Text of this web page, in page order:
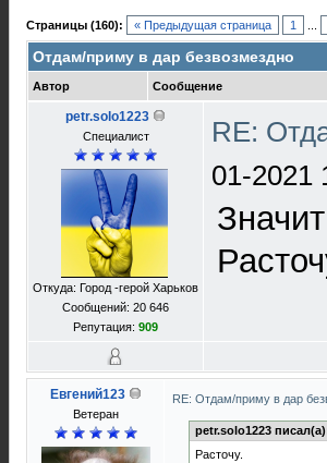
Страницы (160): « Предыдущая страница 1
Отдам/приму в дар безвозмездно
Автор Сообщение
petr.solo1223
Специалист
Откуда: Город -герой Харьков
Сообщений: 20 646
Репутация: 909
RE:
01-2021
Евгений123
Ветеран
RE: Отдам/приму в дар
petr.solo1223
Расточу.